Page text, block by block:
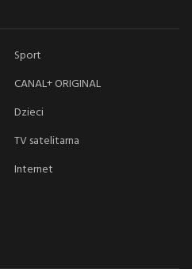
Sport
CANAL+ ORIGINAL
Dzieci
TV satelitarna
Internet